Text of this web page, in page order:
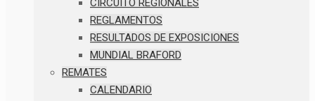
CIRCUITO REGIONALES
REGLAMENTOS
RESULTADOS DE EXPOSICIONES
MUNDIAL BRAFORD
REMATES
CALENDARIO